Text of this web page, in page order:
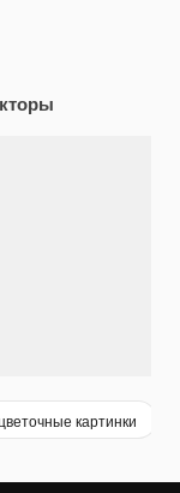
картинки